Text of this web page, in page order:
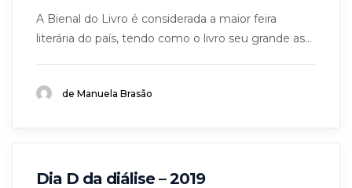
A Bienal do Livro é considerada a maior feira
literária do país, tendo como o livro seu grande as...
de Manuela Brasão
Dia D da diálise – 2019